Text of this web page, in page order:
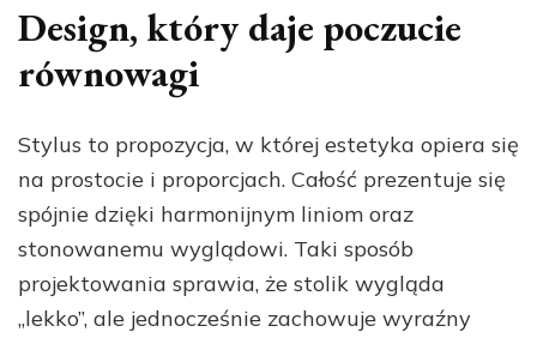
Design, który daje poczucie
równowagi
Stylus to propozycja, w której estetyka opiera się
na prostocie i proporcjach. Całość prezentuje się
spójnie dzięki harmonijnym liniom oraz
stonowanemu wyglądowi. Taki sposób
projektowania sprawia, że stolik wygląda
„lekko”, ale jednocześnie zachowuje wyraźny